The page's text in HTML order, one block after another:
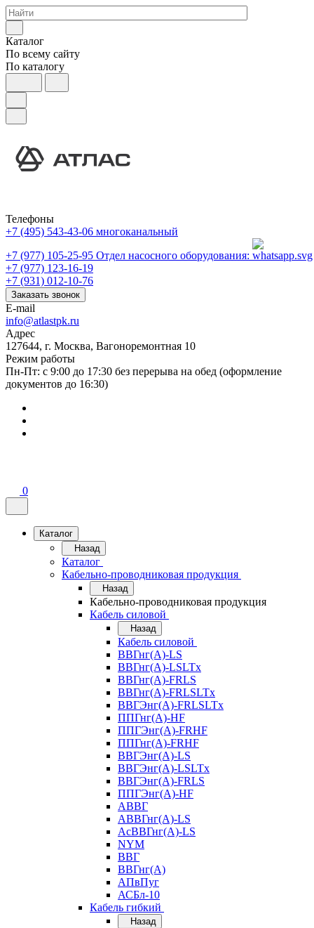
Каталог
По всему сайту
По каталогу
Телефоны
+7 (495) 543-43-06 многоканальный
+7 (977) 105-25-95 Отдел насосного оборудования:
+7 (977) 123-16-19
+7 (931) 012-10-76
Заказать звонок
E-mail
info@atlastpk.ru
Адрес
127644, г. Москва, Вагоноремонтная 10
Режим работы
Пн-Пт: с 9:00 до 17:30 без перерыва на обед (оформление
документов до 16:30)
0
Каталог
Назад
Каталог
Кабельно-проводниковая продукция
Назад
Кабельно-проводниковая продукция
Кабель силовой
Назад
Кабель силовой
ВВГнг(А)-LS
ВВГнг(А)-LSLTx
ВВГнг(А)-FRLS
ВВГнг(А)-FRLSLTx
ВВГЭнг(А)-FRLSLTx
ППГнг(А)-HF
ППГЭнг(А)-FRHF
ППГнг(А)-FRHF
ВВГЭнг(А)-LS
ВВГЭнг(А)-LSLTx
ВВГЭнг(А)-FRLS
ППГЭнг(А)-HF
АВВГ
АВВГнг(А)-LS
АсВВГнг(А)-LS
NYM
ВВГ
ВВГнг(А)
АПвПуг
АСБл-10
Кабель гибкий
Назад